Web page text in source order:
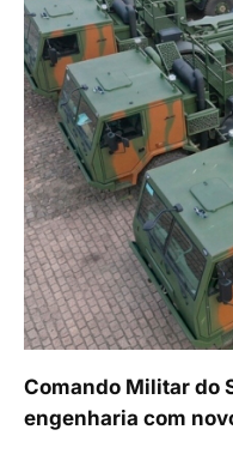
Comando Militar do
engenharia com